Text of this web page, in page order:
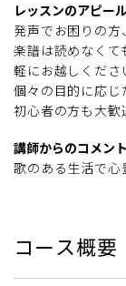
レッスンのアピー
発声でお困りの方
楽譜は読めなくて
軽にお越しくださ
個々の目的に応じ
初心者の方も大歓
講師からのコメント
歌のある生活で心
コース概要